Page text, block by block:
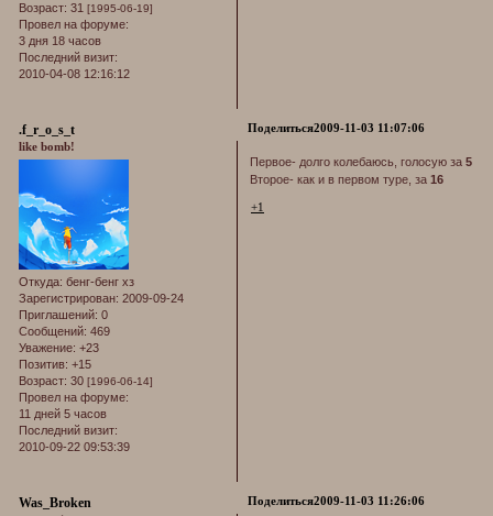
Возраст: 31 [1995-06-19]
Провел на форуме:
3 дня 18 часов
Последний визит:
2010-04-08 12:16:12
Поделиться2009-11-03 11:07:06
.f_r_o_s_t
like bomb!
Откуда: бенг-бенг хз
Зарегистрирован: 2009-09-24
Приглашений: 0
Сообщений: 469
Уважение: +23
Позитив: +15
Возраст: 30 [1996-06-14]
Провел на форуме:
11 дней 5 часов
Последний визит:
2010-09-22 09:53:39
Первое- долго колебаюсь, голосую за 5
Второе- как и в первом туре, за 16
+1
Поделиться2009-11-03 11:26:06
Was_Broken